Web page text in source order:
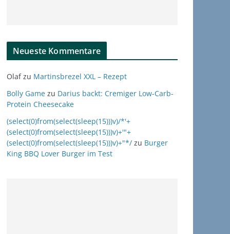
Neueste Kommentare
Olafzu Martinsbrezel XXL – Rezept
Bolly Game zu Darius backt: Cremiger Low-Carb-
Protein Cheesecake
(select(0)from(select(sleep(15)))v)/*'+
(select(0)from(select(sleep(15)))v)+'"+
(select(0)from(select(sleep(15)))v)+"*/ zu Burger
King BBQ Lover Burger im Test